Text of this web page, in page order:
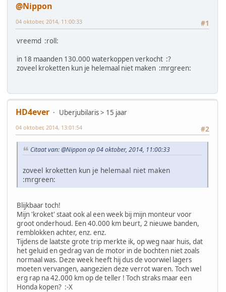
@Nippon
#1
04 oktober, 2014, 11:00:33
vreemd :roll:
in 18 maanden 130.000 waterkoppen verkocht :?
zoveel kroketten kun je helemaal niet maken :mrgreen:
HD4ever
Uberjubilaris > 15 jaar
#2
04 oktober, 2014, 13:01:54
Citaat van: @Nippon op 04 oktober, 2014, 11:00:33
zoveel kroketten kun je helemaal niet maken
:mrgreen:
Blijkbaar toch!
Mijn 'kroket' staat ook al een week bij mijn monteur voor
groot onderhoud. Een 40.000 km beurt, 2 nieuwe banden,
remblokken achter, enz. enz.
Tijdens de laatste grote trip merkte ik, op weg naar huis, dat
het geluid en gedrag van de motor in de bochten niet zoals
normaal was. Deze week heeft hij dus de voorwiel lagers
moeten vervangen, aangezien deze verrot waren. Toch wel
erg rap na 42.000 km op de teller ! Toch straks maar een
Honda kopen? :-X